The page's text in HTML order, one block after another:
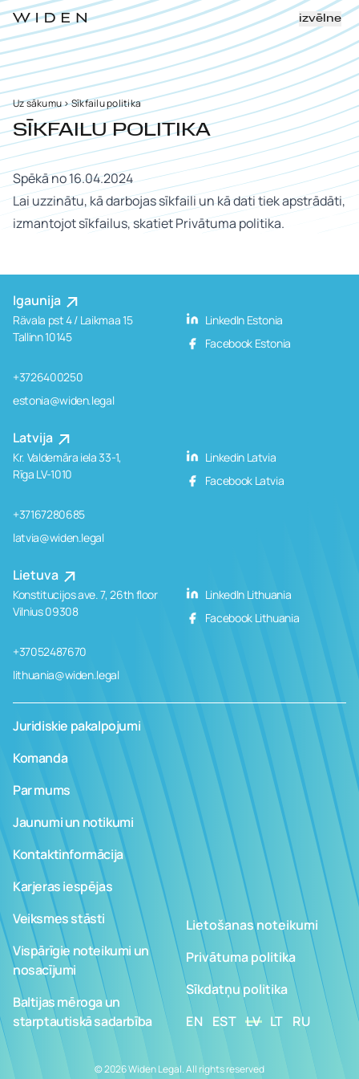
izvēlne
Uz sākumu>Sīkfailu politika
SĪKFAILU POLITIKA
Spēkā no 16.04.2024
Lai uzzinātu, kā darbojas sīkfaili un kā dati tiek apstrādāti,
izmantojot sīkfailus, skatietPrivātuma politika.
Igaunija
Rävala pst 4 / Laikmaa 15
Tallinn 10145
+3726400250
estonia@widen.legal
LinkedIn Estonia
Facebook Estonia
Latvija
Kr. Valdemāra iela 33-1,
Rīga LV-1010
+37167280685
latvia@widen.legal
Linkedin Latvia
Facebook Latvia
Lietuva
Konstitucijos ave. 7, 26th floor
Vilnius 09308
+37052487670
lithuania@widen.legal
LinkedIn Lithuania
Facebook Lithuania
Juridiskie pakalpojumi
Komanda
Par mums
Jaunumi un notikumi
Kontaktinformācija
Karjeras iespējas
Veiksmes stāsti
Vispārīgie noteikumi un
nosacījumi
Baltijas mēroga un
starptautiskā sadarbība
Lietošanas noteikumi
Privātuma politika
Sīkdatņu politika
EN EST LV LT RU
© 2026 Widen Legal. All rights reserved